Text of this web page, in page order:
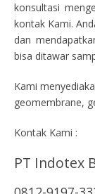
konsultasi
kontak Kami.
dan
bisa ditawar
Kami
geomembrane,
Kontak Kami :
PT Indotex